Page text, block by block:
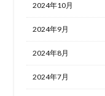
2024年10月
2024年9月
2024年8月
2024年7月